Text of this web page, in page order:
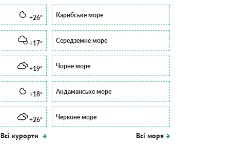
+26°
+17°
+19°
+18°
+26°
Всі курорти
Карибське море
Середземне море
Чорне море
Андаманське море
Червоне море
Всі моря